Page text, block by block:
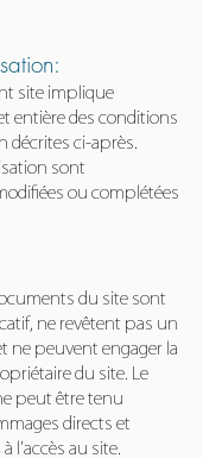
site implique
entière des conditions
décrites ci-après.
sont
ou complétées
du site sont
ne revêtent pas un
ne peuvent engager la
du site. Le
peut être tenu
directs et
l’accès au site.